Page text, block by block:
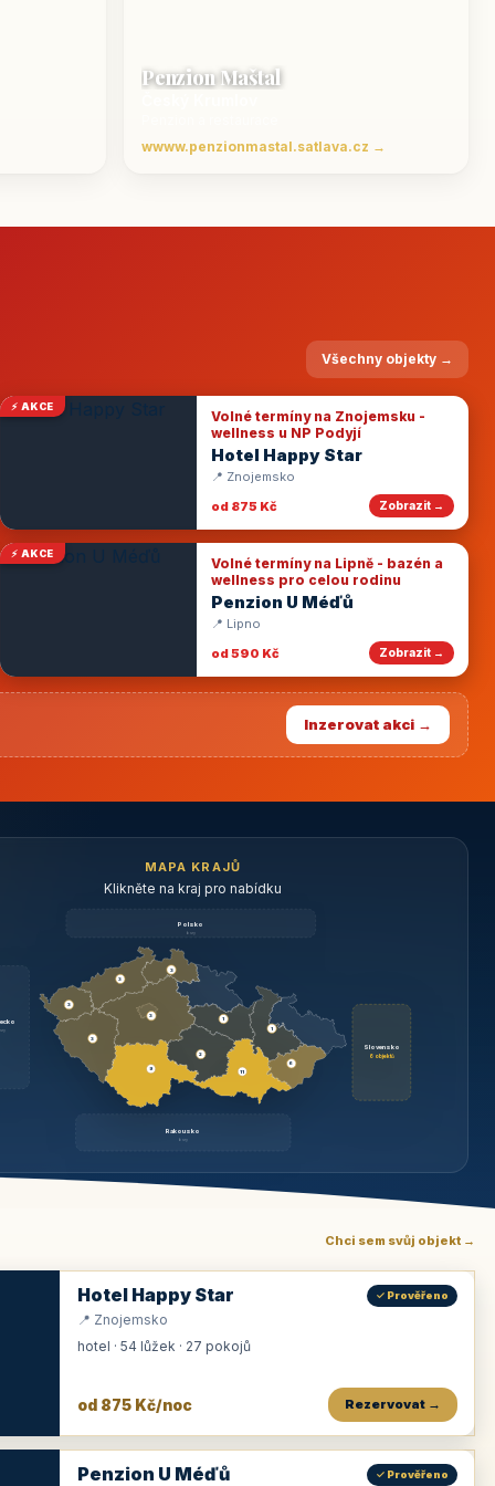
Penzion Maštal
wwww.penzionmastal.satlava.cz →
Všechny objekty →
⚡ AKCE
Volné termíny na Znojemsku -
wellness u NP Podyjí
Hotel Happy Star
📍 Znojemsko
od 875 Kč
Zobrazit →
⚡ AKCE
Volné termíny na Lipně - bazén a
wellness pro celou rodinu
Penzion U Méďů
📍 Lipno
od 590 Kč
Zobrazit →
Inzerovat akci →
MAPA KRAJŮ
Klikněte na kraj pro nabídku
Polsko
brzy
Slovensko
6 objektů
Rakousko
brzy
3
9
3
3
3
3
1
2
11
1
6
Chci sem svůj objekt →
Hotel Happy Star ✓ Prověřeno
📍 Znojemsko
hotel · 54 lůžek · 27 pokojů
od 875 Kč/noc Rezervovat →
Penzion U Méďů ✓ Prověřeno